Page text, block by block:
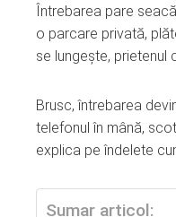
Întrebarea pare
o parcare privată,
se lungește, prietenul
Brusc, întrebarea
telefonul în mână,
explica pe îndelete
Sumar articol: